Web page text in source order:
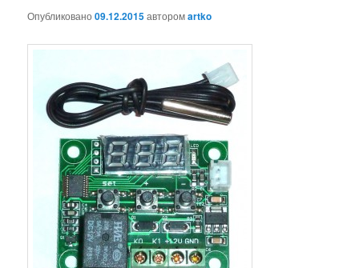
Опубликовано09.12.2015авторомartko